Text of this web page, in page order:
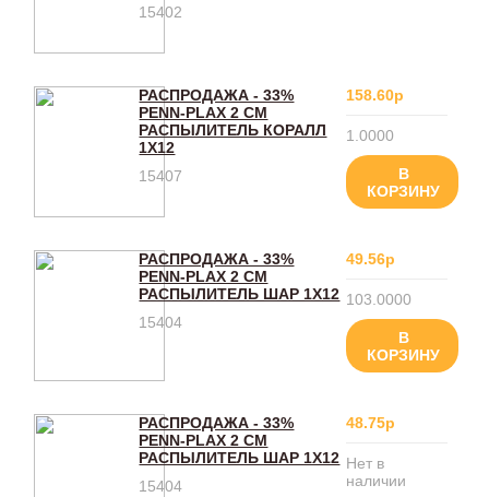
15402
РАСПРОДАЖА - 33%
PENN-PLAX 2 СМ
РАСПЫЛИТЕЛЬ КОРАЛЛ
1Х12
15407
158.60р
1.0000
В
КОРЗИНУ
РАСПРОДАЖА - 33%
PENN-PLAX 2 СМ
РАСПЫЛИТЕЛЬ ШАР 1Х12
15404
49.56р
103.0000
В
КОРЗИНУ
РАСПРОДАЖА - 33%
PENN-PLAX 2 СМ
РАСПЫЛИТЕЛЬ ШАР 1Х12
15404
48.75р
Нет в
наличии